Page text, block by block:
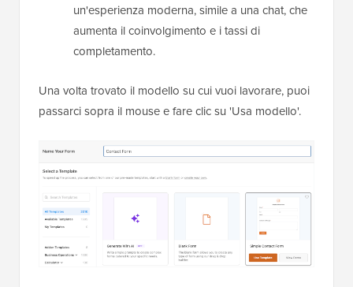
un'esperienza moderna, simile a una chat, che
aumenta il coinvolgimento e i tassi di
completamento.
Una volta trovato il modello su cui vuoi lavorare, puoi
passarci sopra il mouse e fare clic su 'Usa modello'.